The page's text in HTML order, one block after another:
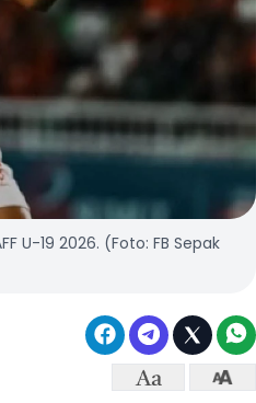
U-19 2026. (Foto: FB Sepak